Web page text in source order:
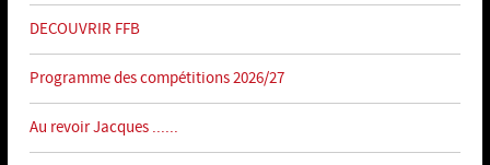
DECOUVRIR FFB
Programme des compétitions 2026/27
Au revoir Jacques ......